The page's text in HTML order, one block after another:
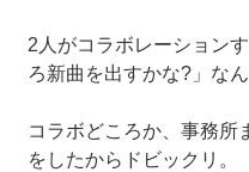
2人がコラボレーション
ろ新曲を出すかな?」な
コラボどころか、事務所
をしたからドビックリ。